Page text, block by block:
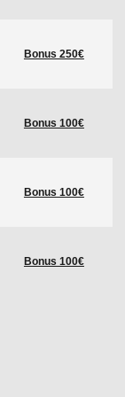
Bonus 250€
Bonus 100€
Bonus 100€
Bonus 100€